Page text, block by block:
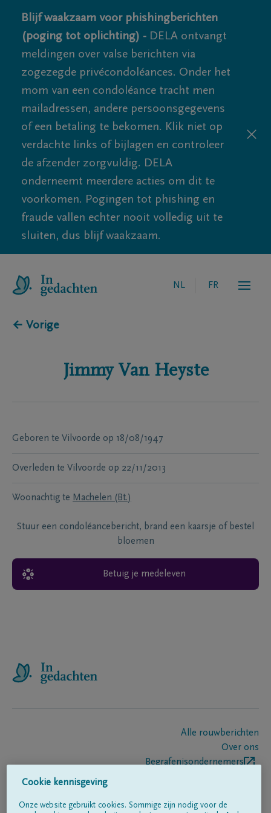
Blijf waakzaam voor phishingberichten
(poging tot oplichting) - DELA ontvangt
meldingen over valse berichten via
zogezegde privécondoléances. Onder het
mom van een condoléance tracht men
mailadressen, andere persoonsgegevens
of een betaling te bekomen. Klik niet op
verdachte links of bijlagen en controleer
de afzender zorgvuldig. DELA
onderneemt meerdere acties om dit te
voorkomen. Pogingen tot phishing en
fraude vallen echter nooit volledig uit te
sluiten, dus blijf waakzaam.
NL FR
← Vorige
Jimmy Van Heyste
Geboren te Vilvoorde op 18/08/1947
Overleden te Vilvoorde op 22/11/2013
Woonachtig te Machelen (Bt.)
Stuur een condoléancebericht, brand een kaarsje of bestel
bloemen
Betuig je medeleven
Alle rouwberichten
Over ons
Begrafenisondernemers
Cookie kennisgeving
Onze website gebruikt cookies. Sommige zijn nodig voor de